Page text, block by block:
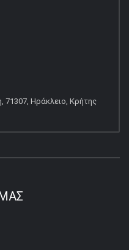
Ηράκλειο, Κρήτης